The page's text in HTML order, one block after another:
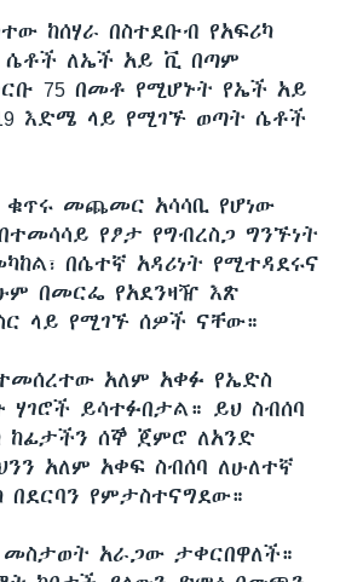
ከሰሃራ በስተደቡብ የአፍሪካ
ሴቶች ለኤች አይ ቪ በጣም
75 በመቶ የሚሆኑት የኤች አይ
እድሜ ላይ የሚገኙ ወጣት ሴቶች
መጨመር አሳሳቢ የሆነው
የፆታ የግብረስጋ ግንኙነት
በሴተኛ አዳሪነት የሚተዳደሩና
በመርፌ የአደንዛዥ እጽ
ላይ የሚገኙ ሰዎች ናቸው።
አለም አቀፉ የኤድስ
ሃገሮች ይሳተፉበታል። ይህ ስብሰባ
ከፊታችን ሰኞ ጀምሮ ለአንድ
አለም አቀፍ ስብሰባ ለሁለተኛ
በደርባን የምታስተናግደው።
መስታወት አራጋው ታቀርበዋለች።